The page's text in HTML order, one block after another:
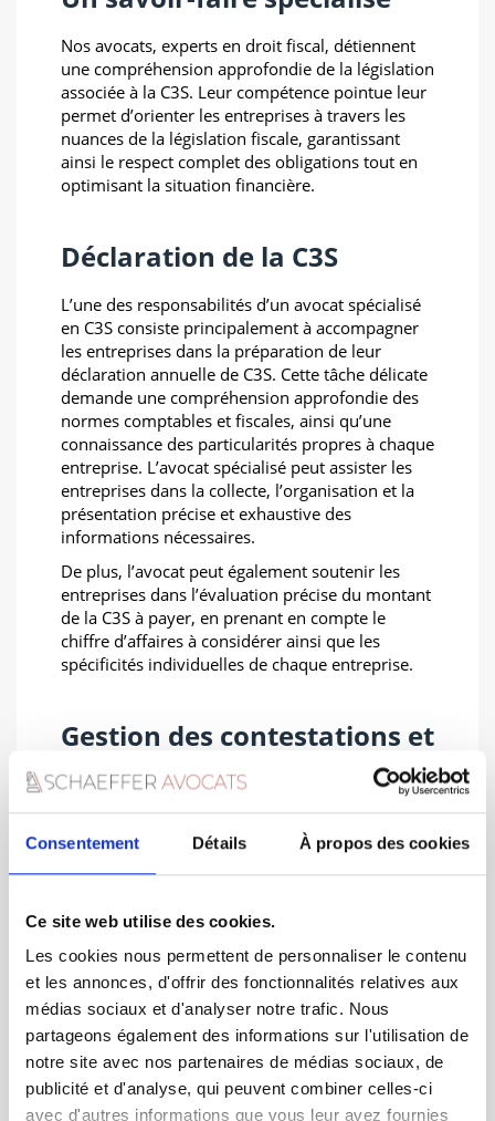
Consentement Détails À propos des cookies
Ce site web utilise des cookies.
Les cookies nous permettent de personnaliser le contenu
et les annonces, d'offrir des fonctionnalités relatives aux
médias sociaux et d'analyser notre trafic. Nous
partageons également des informations sur l'utilisation de
notre site avec nos partenaires de médias sociaux, de
publicité et d'analyse, qui peuvent combiner celles-ci
avec d'autres informations que vous leur avez fournies
Nos avocats, experts en droit fiscal, détiennent
une compréhension approfondie de la législation
associée à la C3S. Leur compétence pointue leur
permet d’orienter les entreprises à travers les
nuances de la législation fiscale, garantissant
ainsi le respect complet des obligations tout en
optimisant la situation financière.
Déclaration de la C3S
L’une des responsabilités d’un avocat spécialisé
en C3S consiste principalement à accompagner
les entreprises dans la préparation de leur
déclaration annuelle de C3S. Cette tâche délicate
demande une compréhension approfondie des
normes comptables et fiscales, ainsi qu’une
connaissance des particularités propres à chaque
entreprise. L’avocat spécialisé peut assister les
entreprises dans la collecte, l’organisation et la
présentation précise et exhaustive des
informations nécessaires.
De plus, l’avocat peut également soutenir les
entreprises dans l’évaluation précise du montant
de la C3S à payer, en prenant en compte le
chiffre d’affaires à considérer ainsi que les
spécificités individuelles de chaque entreprise.
Gestion des contestations et
litiges relatifs à la C3S
En situation de conflit ou de différend avec
l’administration concernant la C3S, un avocat
spécialisé peut assurer la représentation de
l’entreprise devant les instances compétentes.
mesure de défendre de manière efficace les
intérêts de l’entreprise.
Conseil en stratégies
fiscales
Outre leur rôle de conformité, les avocats